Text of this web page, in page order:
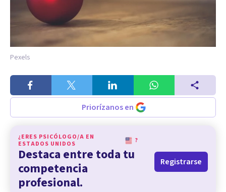
Pexels
Priorízanos en
¿ERES PSICÓLOGO/A EN
ESTADOS UNIDOS
?
Destaca entre toda tu
competencia
profesional.
Registrarse